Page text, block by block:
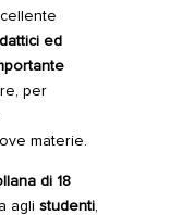
ed
per
materie
di 18
agli studenti,